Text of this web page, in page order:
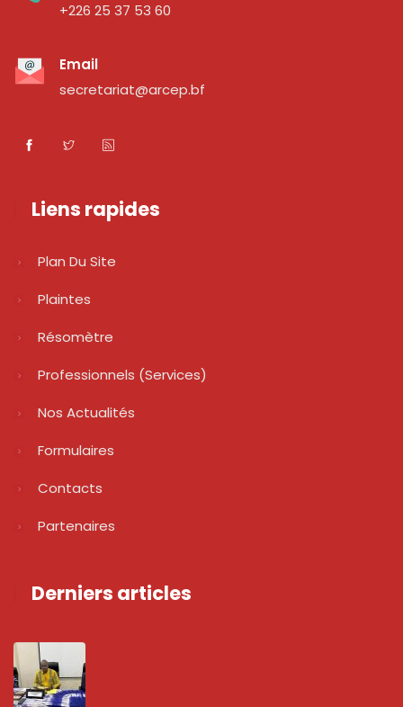
+226 25 37 53 60
Email
secretariat@arcep.bf
Liens rapides
Plan Du Site
Plaintes
Résomètre
Professionnels (services)
Nos Actualités
Formulaires
Contacts
Partenaires
Derniers articles